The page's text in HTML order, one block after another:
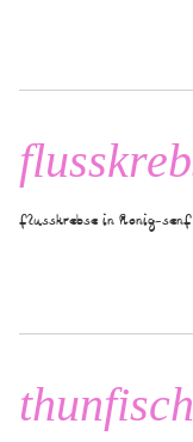
flusskrebse in honig-